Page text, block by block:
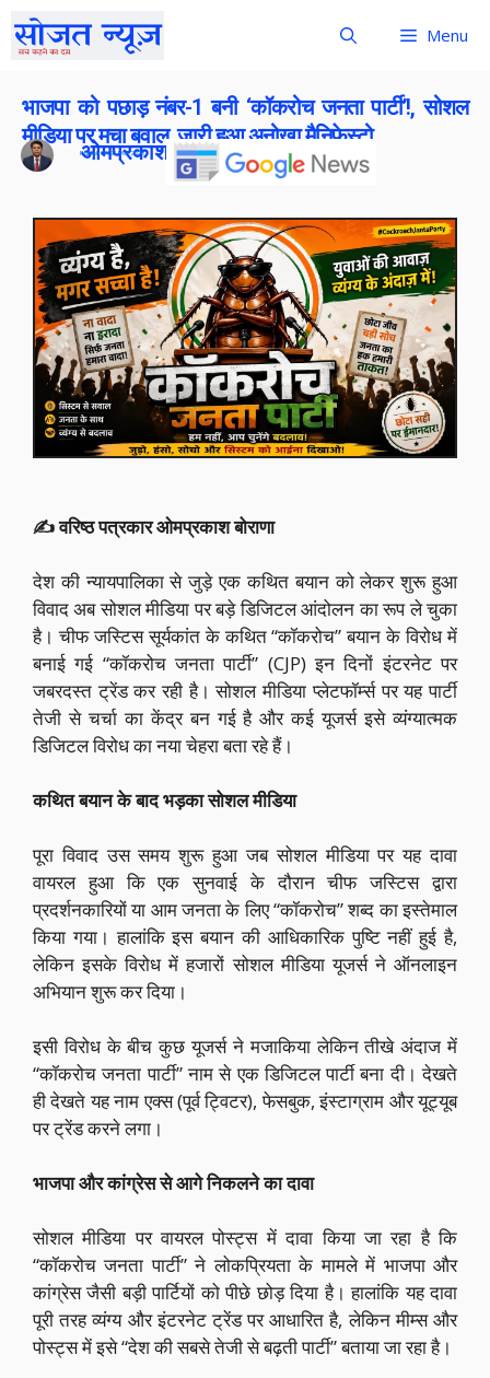
Menu
भाजपा को पछाड़ नंबर-1 बनी ‘कॉकरोच जनता पार्टी’!, सोशल
मीडिया पर मचा बवाल, जारी हुआ अनोखा मैनिफेस्टो
ओमप्रकाश बोराना
Publish On:21 May 2026
✍️ वरिष्ठ पत्रकार ओमप्रकाश बोराणा
देश की न्यायपालिका से जुड़े एक कथित बयान को लेकर शुरू हुआ
विवाद अब सोशल मीडिया पर बड़े डिजिटल आंदोलन का रूप ले चुका
है। चीफ जस्टिस सूर्यकांत के कथित “कॉकरोच” बयान के विरोध में
बनाई गई “कॉकरोच जनता पार्टी” (CJP) इन दिनों इंटरनेट पर
जबरदस्त ट्रेंड कर रही है। सोशल मीडिया प्लेटफॉर्म्स पर यह पार्टी
तेजी से चर्चा का केंद्र बन गई है और कई यूजर्स इसे व्यंग्यात्मक
डिजिटल विरोध का नया चेहरा बता रहे हैं।
कथित बयान के बाद भड़का सोशल मीडिया
पूरा विवाद उस समय शुरू हुआ जब सोशल मीडिया पर यह दावा
वायरल हुआ कि एक सुनवाई के दौरान चीफ जस्टिस द्वारा
प्रदर्शनकारियों या आम जनता के लिए “कॉकरोच” शब्द का इस्तेमाल
किया गया। हालांकि इस बयान की आधिकारिक पुष्टि नहीं हुई है,
लेकिन इसके विरोध में हजारों सोशल मीडिया यूजर्स ने ऑनलाइन
अभियान शुरू कर दिया।
इसी विरोध के बीच कुछ यूजर्स ने मजाकिया लेकिन तीखे अंदाज में
“कॉकरोच जनता पार्टी” नाम से एक डिजिटल पार्टी बना दी। देखते
ही देखते यह नाम एक्स (पूर्व ट्विटर), फेसबुक, इंस्टाग्राम और यूट्यूब
पर ट्रेंड करने लगा।
भाजपा और कांग्रेस से आगे निकलने का दावा
सोशल मीडिया पर वायरल पोस्ट्स में दावा किया जा रहा है कि
“कॉकरोच जनता पार्टी” ने लोकप्रियता के मामले में भाजपा और
कांग्रेस जैसी बड़ी पार्टियों को पीछे छोड़ दिया है। हालांकि यह दावा
पूरी तरह व्यंग्य और इंटरनेट ट्रेंड पर आधारित है, लेकिन मीम्स और
पोस्ट्स में इसे “देश की सबसे तेजी से बढ़ती पार्टी” बताया जा रहा है।